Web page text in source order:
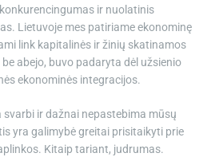
ir nuolatinis
Lietuvoje mes patiriame ekonominę
link kapitalinės ir žinių skatinamos
abejo, buvo padaryta dėl užsienio
ekonominės integracijos.
svarbi ir dažnai nepastebima mūsų
yra galimybė greitai prisitaikyti prie
Kitaip tariant, judrumas.